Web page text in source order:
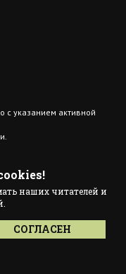
с указанием активной
наших читателей и
СОГЛАСЕН